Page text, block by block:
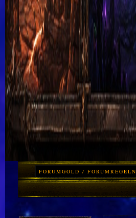
FORUMGOLD / FORUMREGELN